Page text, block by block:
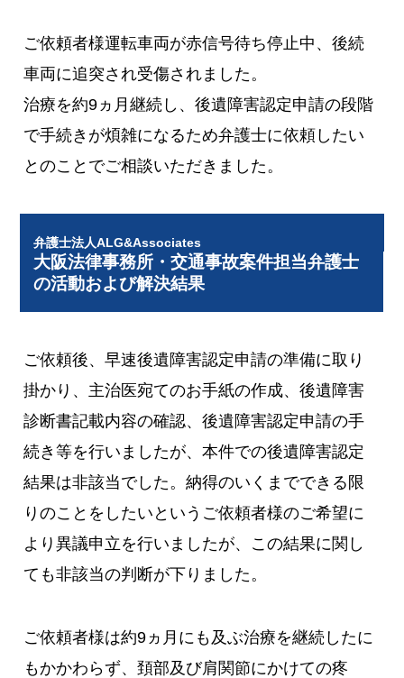
ご依頼者様運転車両が赤信号待ち停止中、後続
車両に追突され受傷されました。
治療を約9ヵ月継続し、後遺障害認定申請の段階
で手続きが煩雑になるため弁護士に依頼したい
とのことでご相談いただきました。
弁護士法人ALG&Associates
大阪法律事務所・交通事故案件担当弁護士
の活動および解決結果
ご依頼後、早速後遺障害認定申請の準備に取り
掛かり、主治医宛てのお手紙の作成、後遺障害
診断書記載内容の確認、後遺障害認定申請の手
続き等を行いましたが、本件での後遺障害認定
結果は非該当でした。納得のいくまでできる限
りのことをしたいというご依頼者様のご希望に
より異議申立を行いましたが、この結果に関し
ても非該当の判断が下りました。
ご依頼者様は約9ヵ月にも及ぶ治療を継続したに
もかかわらず、頚部及び肩関節にかけての疼